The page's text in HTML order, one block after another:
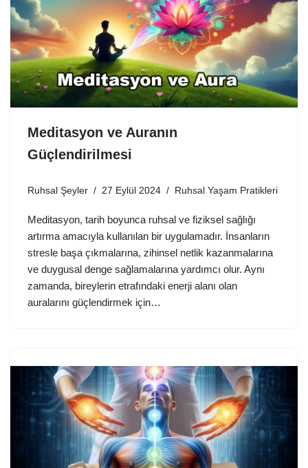
Meditasyon ve Auranın
Güçlendirilmesi
Ruhsal Şeyler 27 Eylül 2024 Ruhsal Yaşam Pratikleri
Meditasyon, tarih boyunca ruhsal ve fiziksel sağlığı
artırma amacıyla kullanılan bir uygulamadır. İnsanların
stresle başa çıkmalarına, zihinsel netlik kazanmalarına
ve duygusal denge sağlamalarına yardımcı olur. Aynı
zamanda, bireylerin etrafındaki enerji alanı olan
auralarını güçlendirmek için…